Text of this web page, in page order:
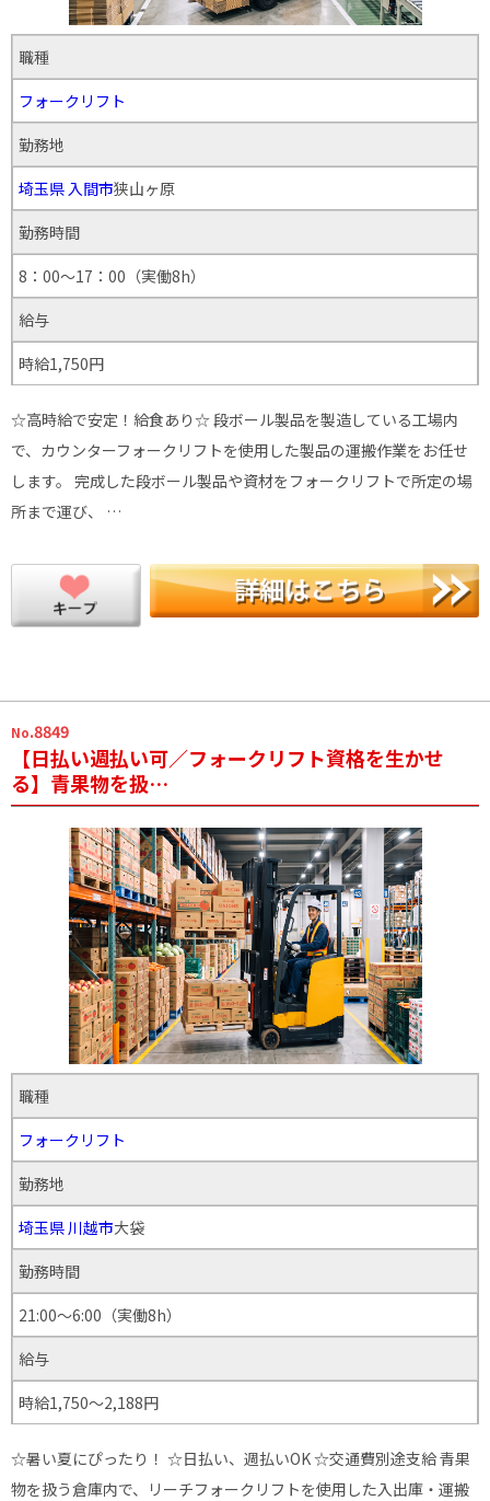
職種
フォークリフト
勤務地
埼玉県 入間市狭山ヶ原
勤務時間
8：00～17：00（実働8h）
給与
時給1,750円
☆高時給で安定！給食あり☆ 段ボール製品を製造している工場内
で、カウンターフォークリフトを使用した製品の運搬作業をお任せ
します。 完成した段ボール製品や資材をフォークリフトで所定の場
所まで運び、 …
No.8849
【日払い週払い可／フォークリフト資格を生かせ
る】青果物を扱…
職種
フォークリフト
勤務地
埼玉県 川越市大袋
勤務時間
21:00～6:00（実働8h）
給与
時給1,750～2,188円
☆暑い夏にぴったり！ ☆日払い、週払いOK ☆交通費別途支給 青果
物を扱う倉庫内で、リーチフォークリフトを使用した入出庫・運搬